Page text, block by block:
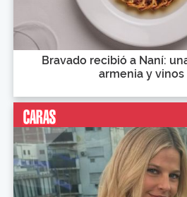
Bravado recibió a Naní:
armenia y vinos